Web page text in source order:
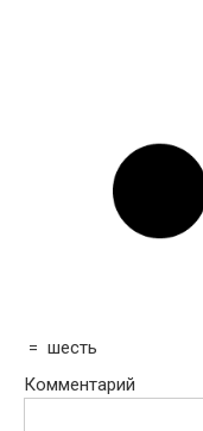
= шесть
Комментарий